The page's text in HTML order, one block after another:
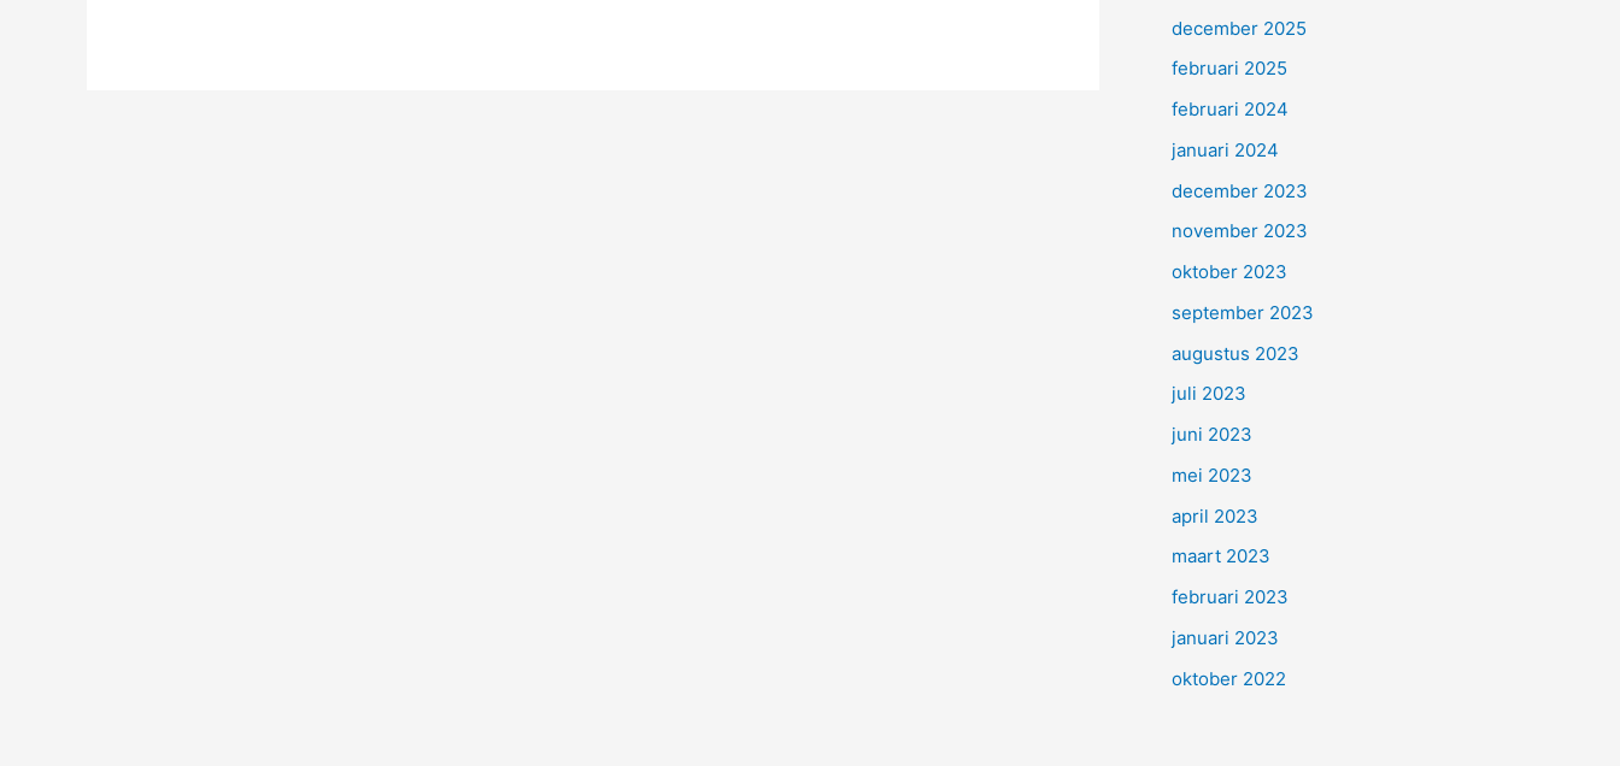
december 2025
februari 2025
februari 2024
januari 2024
december 2023
november 2023
oktober 2023
september 2023
augustus 2023
juli 2023
juni 2023
mei 2023
april 2023
maart 2023
februari 2023
januari 2023
oktober 2022